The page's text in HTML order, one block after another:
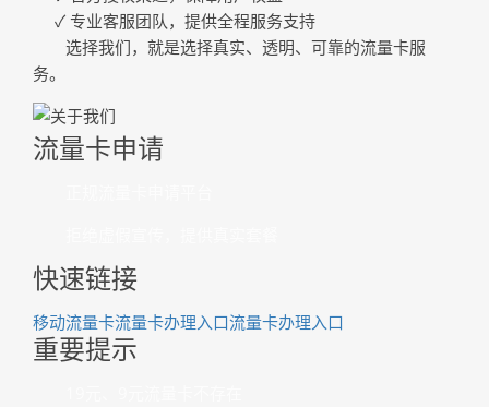
✓ 专业客服团队，提供全程服务支持
选择我们，就是选择真实、透明、可靠的流量卡服
务。
流量卡申请
快速链接
移动流量卡流量卡办理入口流量卡办理入口
重要提示